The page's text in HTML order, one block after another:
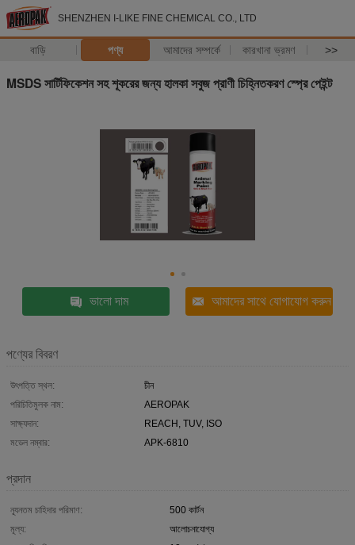
SHENZHEN I-LIKE FINE CHEMICAL CO., LTD
বাড়ি পণ্য আমাদের সম্পর্কে কারখানা ভ্রমণ >>
MSDS সার্টিফিকেশন সহ শূকরের জন্য হালকা সবুজ প্রাণী চিহ্নিতকরণ স্প্রে পেইন্ট
ভালো দাম আমাদের সাথে যোগাযোগ করুন
পণ্যের বিবরণ
উৎপত্তি স্থল:
চীন
পরিচিতিমুলক নাম:
AEROPAK
সাক্ষ্যদান:
REACH, TUV, ISO
মডেল নম্বার:
APK-6810
প্রদান
ন্যূনতম চাহিদার পরিমাণ:
500 কার্টন
মূল্য:
আলোচনাযোগ্য